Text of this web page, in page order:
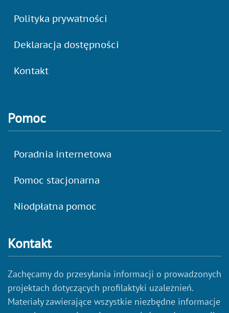
Polityka prywatności
Deklaracja dostępności
Kontakt
Pomoc
Poradnia internetowa
Pomoc stacjonarna
Niodpłatna pomoc
Kontakt
Zachęcamy do przesyłania informacji o prowadzonych
projektach dotyczących profilaktyki uzależnień.
Materiały zawierające wszystkie niezbędne informacje